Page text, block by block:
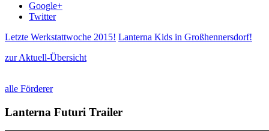
Google+
Twitter
Letzte Werkstattwoche 2015! Lanterna Kids in Großhennersdorf!
zur Aktuell-Übersicht
alle Förderer
Lanterna Futuri Trailer